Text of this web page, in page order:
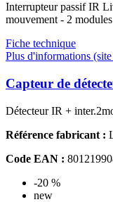
Interrupteur passif IR
mouvement - 2 modules
Fiche technique
Plus d'informations
Capteur de
Détecteur IR +
Référence fabricant :
Code EAN :
-20 %
new